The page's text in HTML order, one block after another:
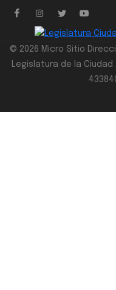
© 2026 Micro Sitio
Legislatura de la Ciudad